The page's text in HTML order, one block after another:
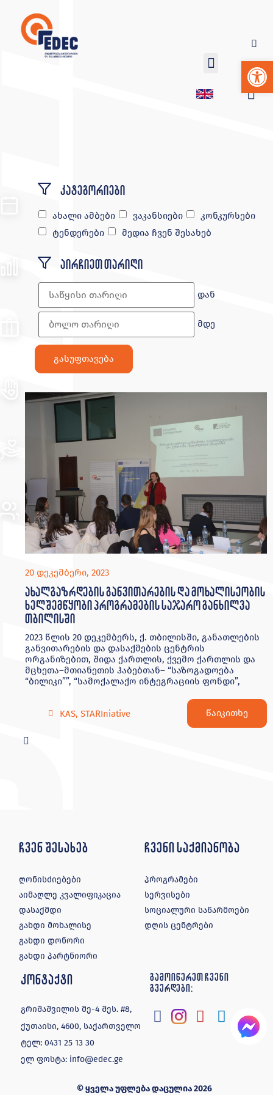
20 დეკემბერი, 2023
ახალგაზრდების განვითარების და მოხალისეობის
ხელშემწყობი პროგრამების საჯარო განხილვა
თბილისში
2023 წლის 20 დეკემბერს, ქ. თბილისში, განათლების
განვითარების და დასაქმების ცენტრის
ორგანიზებით, შიდა ქართლის, ქვემო ქართლის და
მცხეთა–მთიანეთის ჰაბებთან– “საზოგადოება
“ბილიკი””, “სამოქალაქო ინტეგრაციის ფონდი”,
KAS,STARIniative წაიკითხე
კატეგორიები
ახალი ამბები ვაკანსიები
კონკურსები
ტენდერები
მედია ჩვენ შესახებ
აირჩიეთ თარიღი
დან
მდე
ჩვენ შესახებ
ღონისძიებები
აიმაღლე კვალიფიკაცია
დასაქმდი
გახდი მოხალისე
გახდი დონორი
გახდი პარტნიორი
ჩვენი საქმიანობა
პროგრამები
სერვისები
სოციალური საწარმოები
დღის ცენტრები
კონტაქტი
გრიშაშვილის მე-4 შეს. #8,
ქუთაისი, 4600, საქართველო
ტელ:0431 25 13 30
ელ ფოსტა: info@edec.ge
გამოიწერეთ ჩვენი
გვერდები:
© ყველა უფლება დაცულია 2026